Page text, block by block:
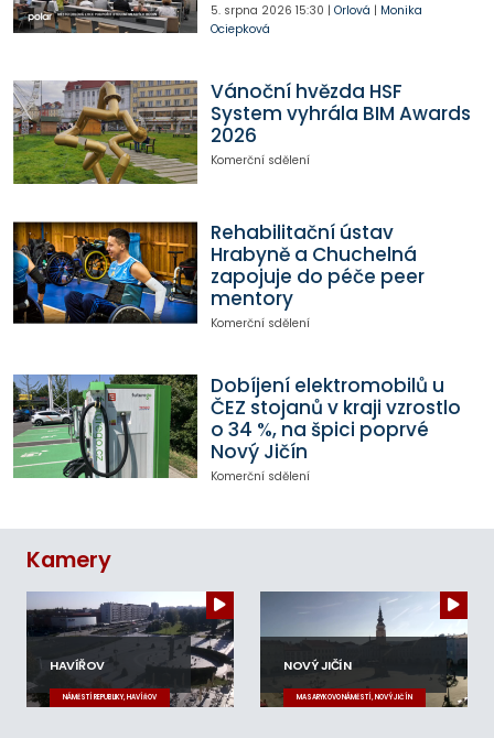
5. srpna 2026 15:30 | Orlová | Monika
Ociepková
Vánoční hvězda HSF
System vyhrála BIM Awards
2026
Komerční sdělení
Rehabilitační ústav
Hrabyně a Chuchelná
zapojuje do péče peer
mentory
Komerční sdělení
Dobíjení elektromobilů u
ČEZ stojanů v kraji vzrostlo
o 34 %, na špici poprvé
Nový Jičín
Komerční sdělení
Kamery
HAVÍŘOV
NÁMĚSTÍ REPUBLIKY, HAVÍŘOV
NOVÝ JIČÍN
MASARYKOVO NÁMĚSTÍ, NOVÝ JIČÍN